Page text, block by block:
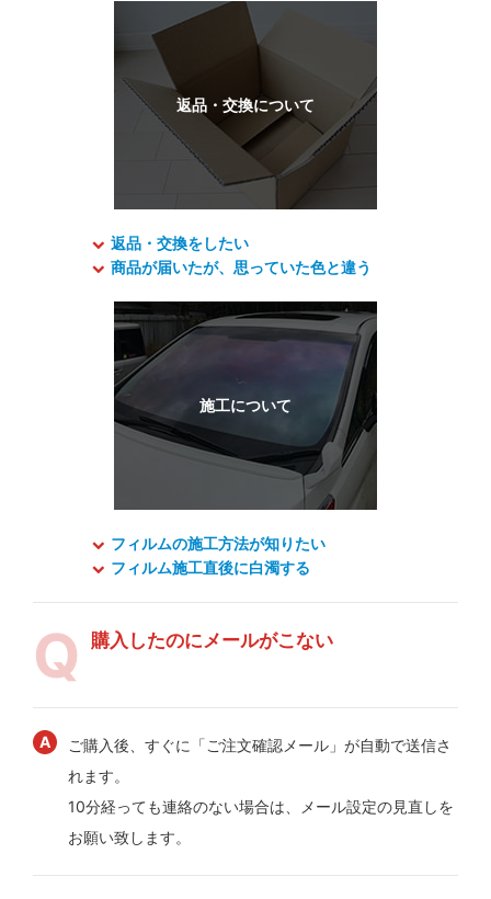
返品・交換をしたい
商品が届いたが、思っていた色と違う
フィルムの施工方法が知りたい
フィルム施工直後に白濁する
購入したのにメールがこない
ご購入後、すぐに「ご注文確認メール」が自動で送信さ
れます。
10分経っても連絡のない場合は、メール設定の見直しを
お願い致します。